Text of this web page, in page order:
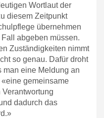
Wortlaut der
diesem Zeitpunkt
übernehmen
abgeben müssen.
Zuständigkeiten nimmt
so genau. Dafür droht
man eine Meldung an
gemeinsame
dadurch das